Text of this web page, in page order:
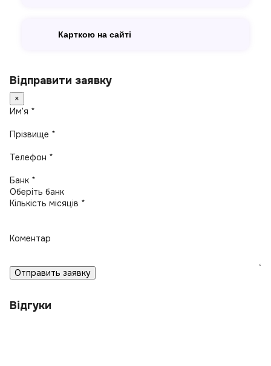
Карткою на сайті
Відправити заявку
×
Имʼя *
Прізвище *
Телефон *
Банк *
Кількість місяців *
Коментар
Отправить заявку
Відгуки